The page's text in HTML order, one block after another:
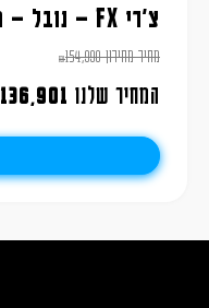
צ'רי FX – נובל – מודל 2025
מחיר מחירון ₪154,990
המחיר שלנו 136,901